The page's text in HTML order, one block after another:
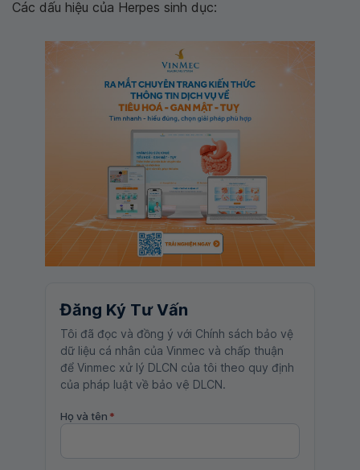
Các dấu hiệu của Herpes sinh dục:
Đăng Ký Tư Vấn
Tôi đã đọc và đồng ý với Chính sách bảo vệ
dữ liệu cá nhân của Vinmec và chấp thuận
để Vinmec xử lý DLCN của tôi theo quy định
của pháp luật về bảo vệ DLCN.
Họ và tên *